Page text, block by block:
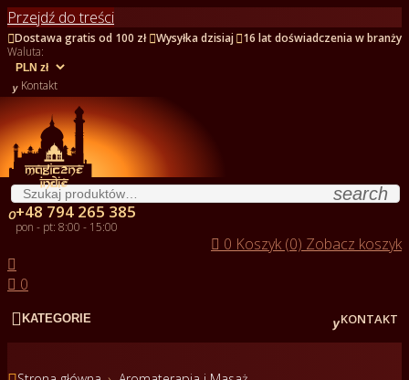
Przejdź do treści
Dostawa gratis od 100 zł Wysyłka dzisiaj 16 lat doświadczenia w branży
Waluta:
 Kontakt
search
+48 794 265 385
pon - pt: 8:00 - 15:00
 0 Koszyk (0) Zobacz koszyk

 0
 KATEGORIE KONTAKT